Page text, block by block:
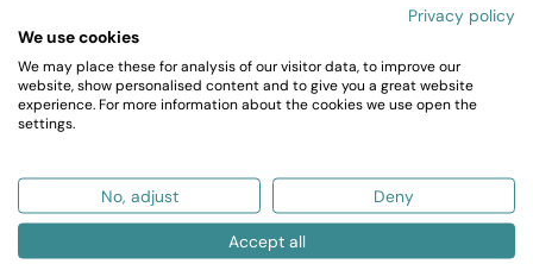
Afmetingen: 30 x 42 x 26 cm
Elegant herten design
Perfecte aanvulling op uw tafelschikking
Specificaties
Artikelnummer
GOWKHHS42
Privacy policy
We use cookies
We may place these for analysis of our visitor data, to improve our
website, show personalised content and to give you a great website
experience. For more information about the cookies we use open the
settings.
No, adjust Deny
Accept all